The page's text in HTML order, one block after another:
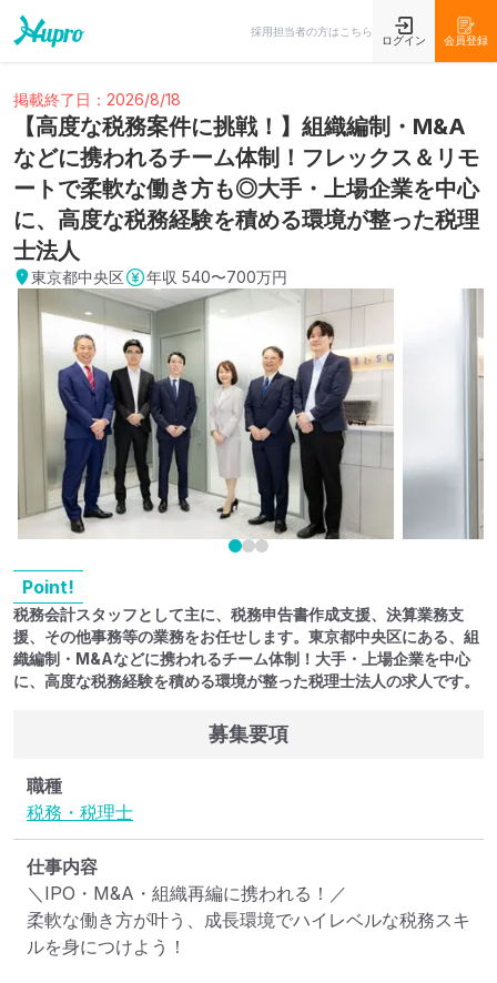
採用担当者の方はこちら
ログイン 会員登録
掲載終了日：2026/8/18
【高度な税務案件に挑戦！】組織編制・M&A
などに携われるチーム体制！フレックス＆リモ
ートで柔軟な働き方も◎大手・上場企業を中心
に、高度な税務経験を積める環境が整った税理
士法人
東京都中央区 年収 540〜700万円
Point!
税務会計スタッフとして主に、税務申告書作成支援、決算業務支
援、その他事務等の業務をお任せします。東京都中央区にある、組
織編制・M&Aなどに携われるチーム体制！大手・上場企業を中心
に、高度な税務経験を積める環境が整った税理士法人の求人です。
募集要項
職種
税務・税理士
仕事内容
＼IPO・M&A・組織再編に携われる！／
柔軟な働き方が叶う、成長環境でハイレベルな税務スキ
ルを身につけよう！